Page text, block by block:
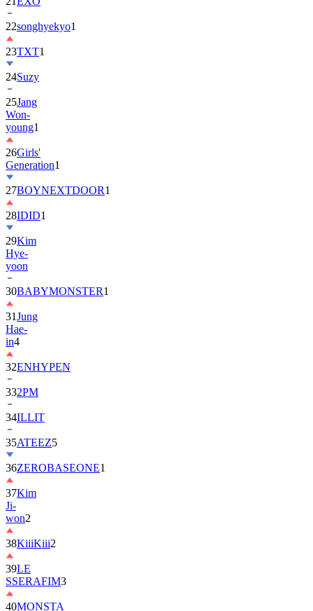
23TXT1
24Suzy
25Jang
Won-
young1
26Girls'
Generation
27BOYNEXTDOOR
28IDID1
29Kim
Hye-
yoon
30BABYMONSTER
31Jung
Hae-
in4
32ENHYPEN
332PM
34ILLIT
35ATEEZ
36ZEROBASEONE
37Kim
Ji-
won2
38KiiiKiii
39LE
SSERAFIM
40MONSTA
X